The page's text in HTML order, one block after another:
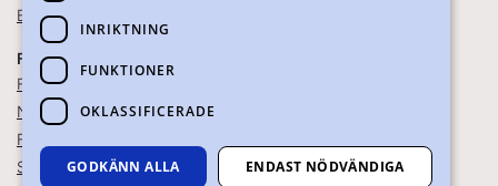
Blanketter
FÖR SKOLPERSONAL
För SYV
Nationella studievägskoder
För gymnasieskolor
Skolportalen
INRIKTNING
FUNKTIONER
OKLASSIFICERADE
GODKÄNN ALLA ENDAST NÖDVÄNDIGA